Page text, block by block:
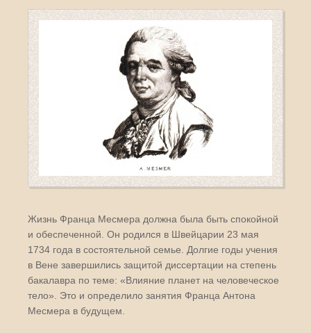
Жизнь Франца Месмера должна была быть спокойной
и обеспеченной. Он родился в Швейцарии 23 мая
1734 года в состоятельной семье. Долгие годы учения
в Вене завершились защитой диссертации на степень
бакалавра по теме: «Влияние планет на человеческое
тело». Это и определило занятия Франца Антона
Месмера в будущем.